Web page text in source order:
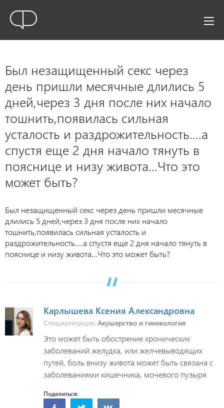
Был незащищенный секс через
день пришли месячные длились 5
дней,через 3 дня после них начало
тошнить,появилась сильная
усталость и раздрожительность....а
спустя еще 2 дня начало тянуть в
пояснице и низу живота...Что это
может быть?
Был незащищенный секс через день пришли месячные
длились 5 дней,через 3 дня после них начало
тошнить,появилась сильная усталость и
раздрожительность....а спустя еще 2 дня начало тянуть в
пояснице и низу живота...Что это может быть?
Карлышева Ксения Александровна
Специализация: Акушерство и гинекология
Это может быть обострение хронических
заболеваний желудка, или желчевыводящих
путей, боль внизу живота может быть связана с
заболеваниями кишечника, мочевого пузыря
Поделиться: